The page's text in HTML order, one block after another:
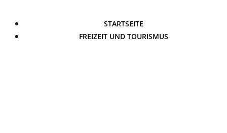
STARTSEITE
FREIZEIT UND TOURISMUS